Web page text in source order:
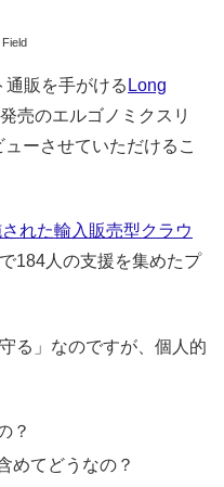
販を手がける Long
売のエルゴノミクスリ
ーさせていただけるこ
れた輸入販売型クラウ
で184人の支援を集めたプ
る」なのですが、個人的
？
めてどうなの？